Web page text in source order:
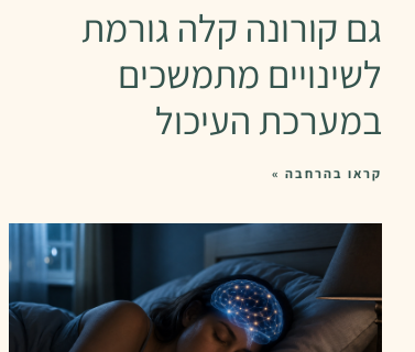
גם קורונה קלה גורמת
לשינויים מתמשכים
במערכת העיכול
קראו בהרחבה »